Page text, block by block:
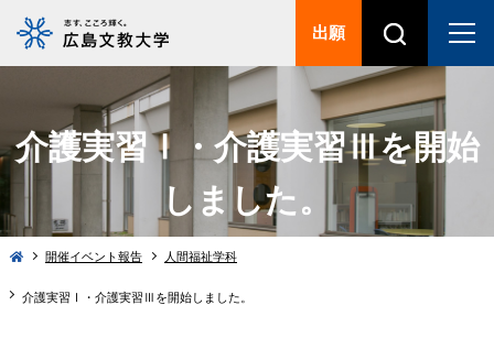
介護実習Ⅰ・介護実習Ⅲを開始
しました。
開催イベント報告 人間福祉学科
介護実習Ⅰ・介護実習Ⅲを開始しました。
出願